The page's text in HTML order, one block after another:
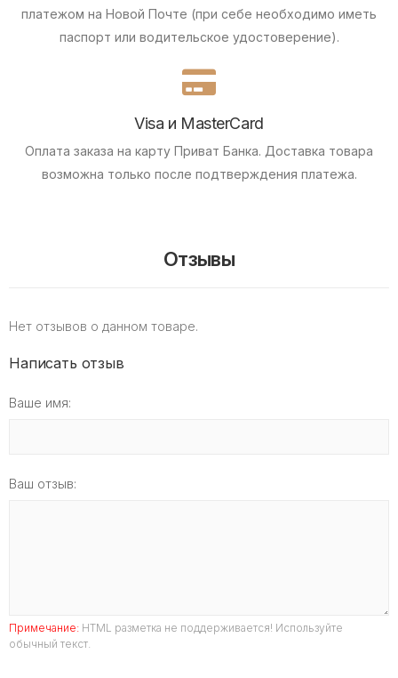
платежом на Новой Почте (при себе необходимо иметь
паспорт или водительское удостоверение).
Visa и MasterCard
Оплата заказа на карту Приват Банка. Доставка товара
возможна только после подтверждения платежа.
Отзывы
Нет отзывов о данном товаре.
Написать отзыв
Ваше имя:
Ваш отзыв:
Примечание: HTML разметка не поддерживается! Используйте
обычный текст.